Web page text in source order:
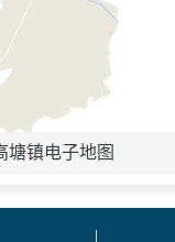
塘镇电子地图